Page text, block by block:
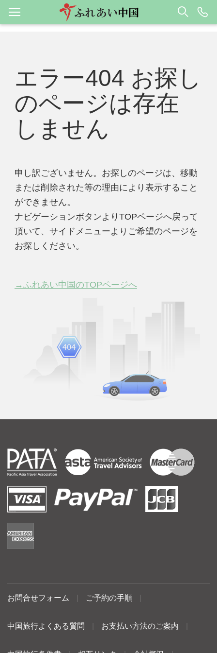
エラー404 お探し
のページは存在
しません
申し訳ございません。お探しのページは、移動
または削除された等の理由により表示すること
ができません。
ナビゲーションボタンよりTOPページへ戻って
頂いて、サイドメニューよりご希望のページを
お探しください。
→ふれあい中国のTOPページへ
お問合せフォーム ご予約の手順
中国旅行よくある質問 お支払い方法のご案内